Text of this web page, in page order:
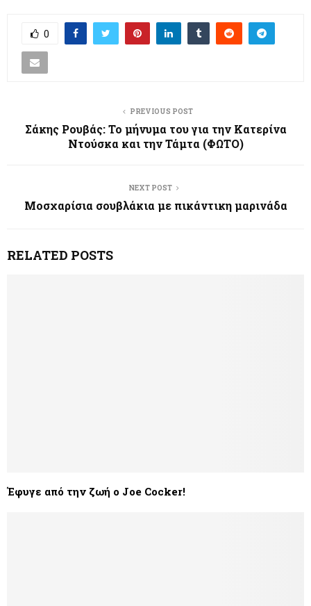
0
PREVIOUS POST
Σάκης Ρουβάς: Το μήνυμα του για την Κατερίνα
Ντούσκα και την Τάμτα (ΦΩΤΟ)
NEXT POST
Μοσχαρίσια σουβλάκια με πικάντικη μαρινάδα
RELATED POSTS
Έφυγε από την ζωή ο Joe Cocker!